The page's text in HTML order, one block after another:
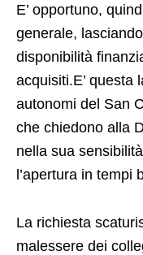
E’ opportuno,
generale,
disponibilità
acquisiti.E’ questa
autonomi del San
che chiedono alla
nella sua
l’apertura in tempi
La richiesta
malessere dei